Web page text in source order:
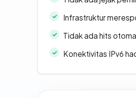
Infrastruktur
Tidak ada hits
Konektivitas IPv6